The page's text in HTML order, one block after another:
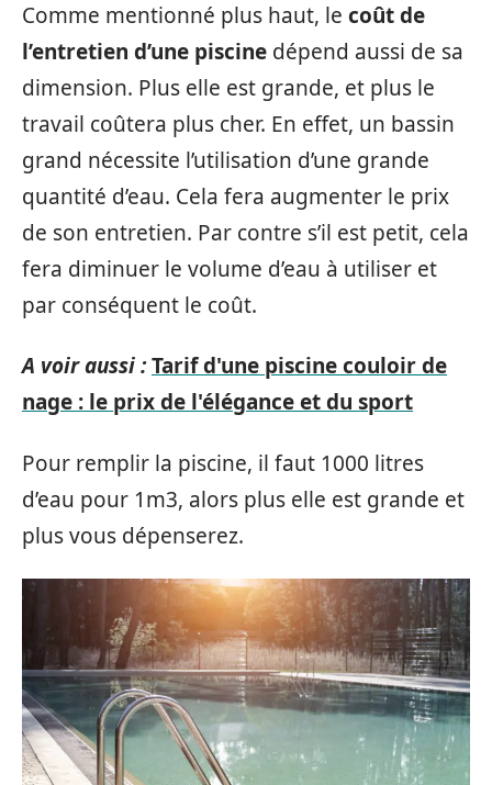
Comme mentionné plus haut, le coût de
l’entretien d’une piscine dépend aussi de sa
dimension. Plus elle est grande, et plus le
travail coûtera plus cher. En effet, un bassin
grand nécessite l’utilisation d’une grande
quantité d’eau. Cela fera augmenter le prix
de son entretien. Par contre s’il est petit, cela
fera diminuer le volume d’eau à utiliser et
par conséquent le coût.
A voir aussi :Tarif d'une piscine couloir de
nage : le prix de l'élégance et du sport
Pour remplir la piscine, il faut 1000 litres
d’eau pour 1m3, alors plus elle est grande et
plus vous dépenserez.